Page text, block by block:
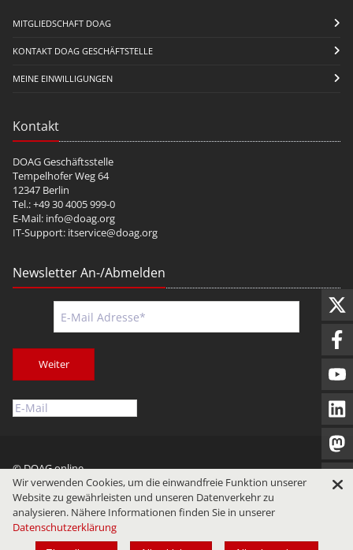
MITGLIEDSCHAFT DOAG
KONTAKT DOAG GESCHÄFTSTELLE
MEINE EINWILLIGUNGEN
Kontakt
DOAG Geschäftsstelle
Tempelhofer Weg 64
12347 Berlin
Tel.: +49 30 4005 999-0
E-Mail: info@doag.org
IT-Support: itservice@doag.org
Newsletter An-/Abmelden
Weiter
© DOAG online
Impressum
Datenschutz Nutzungsbedingungen
Wir verwenden Cookies, um die einwandfreie Funktion unserer
Website zu gewährleisten und unseren Datenverkehr zu
analysieren. Nähere Informationen finden Sie in unserer
Datenschutzerklärung